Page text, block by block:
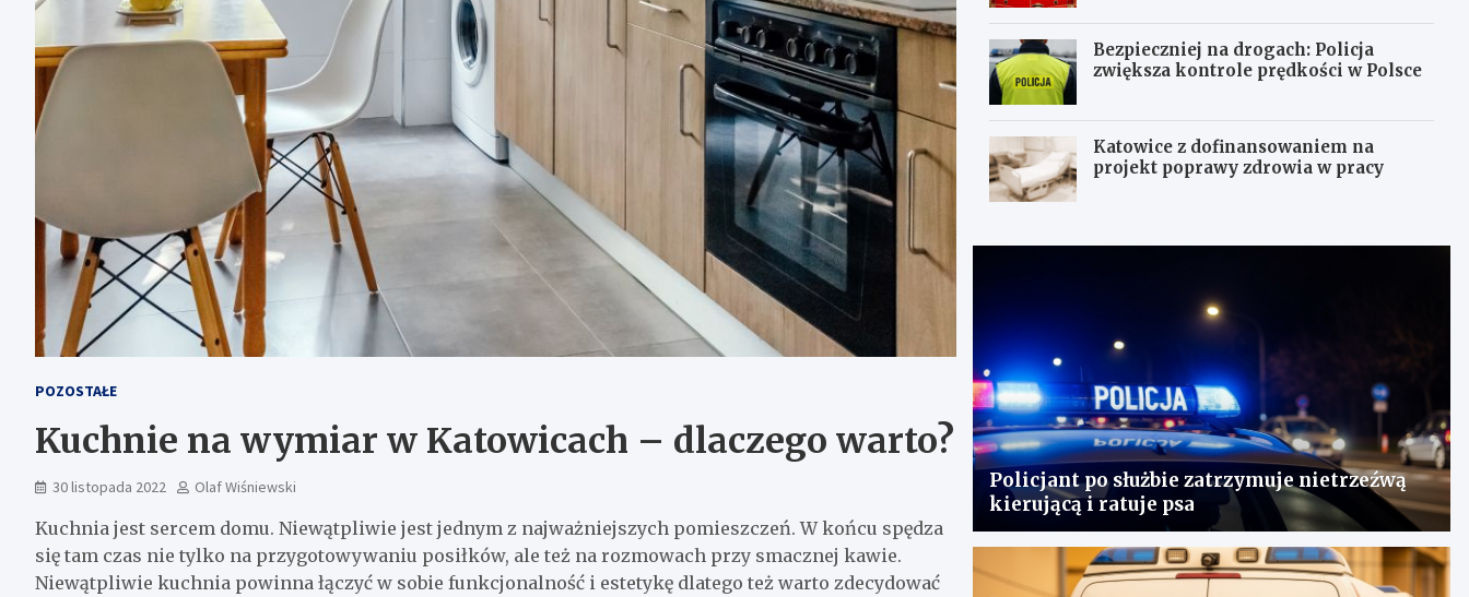
POZOSTAŁE
Kuchnie na wymiar w Katowicach – dlaczego warto?
30 listopada 2022 Olaf Wiśniewski
Kuchnia jest sercem domu. Niewątpliwie jest jednym z najważniejszych pomieszczeń. W końcu spędza
się tam czas nie tylko na przygotowywaniu posiłków, ale też na rozmowach przy smacznej kawie.
Niewątpliwie kuchnia powinna łączyć w sobie funkcjonalność i estetykę dlatego też warto zdecydować
Bezpieczniej na drogach: Policja
zwiększa kontrole prędkości w Polsce
Katowice z dofinansowaniem na
projekt poprawy zdrowia w pracy
Policjant po służbie zatrzymuje nietrzeźwą
kierującą i ratuje psa